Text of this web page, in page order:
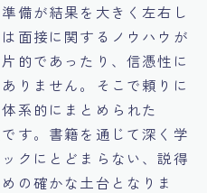
面接戦略
る方法
係を築く方法
伝える方法
備が結果を大きく左右し
面接に関するノウハウが
的であったり、信憑性に
りません。そこで頼りに
系的にまとめられた
す。書籍を通じて深く学
クにとどまらない、説得
の確かな土台となりま